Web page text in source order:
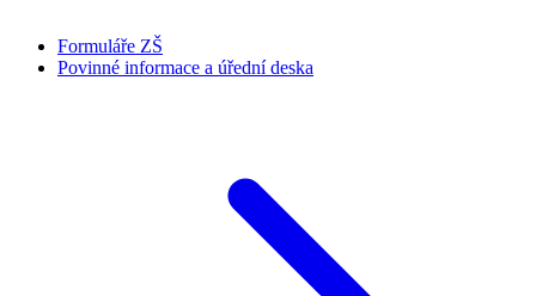
Formuláře ZŠ
Povinné informace a úřední deska